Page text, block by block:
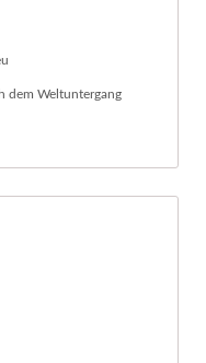
dem Weltuntergang